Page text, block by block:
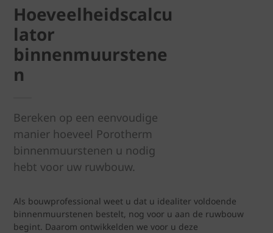
Hoeveelheidscalcu
lator
binnenmuurstene
n
Bereken op een eenvoudige
manier hoeveel Porotherm
binnenmuurstenen u nodig
hebt voor uw ruwbouw.
Als bouwprofessional weet u dat u idealiter voldoende
binnenmuurstenen bestelt, nog voor u aan de ruwbouw
begint. Daarom ontwikkelden we voor u deze